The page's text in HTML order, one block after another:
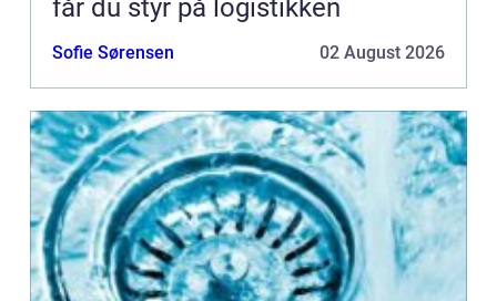
får du styr på logistikken
Sofie Sørensen 02 August 2026